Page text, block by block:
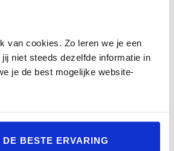
van cookies. Zo leren we je een
niet steeds dezelfde informatie in
je de best mogelijke website-
BESTE ERVARING
whiplash
centrale vergrendeling
Dab
een proefrit maken